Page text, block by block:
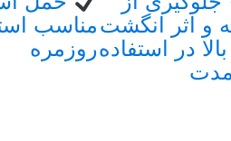
و اثر انگشت
در استفاده
مناسب
روزمره